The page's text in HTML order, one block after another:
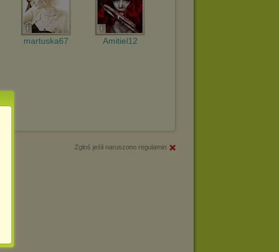
martuska67 Amitiel12
Zgłoś jeśli naruszono regulamin